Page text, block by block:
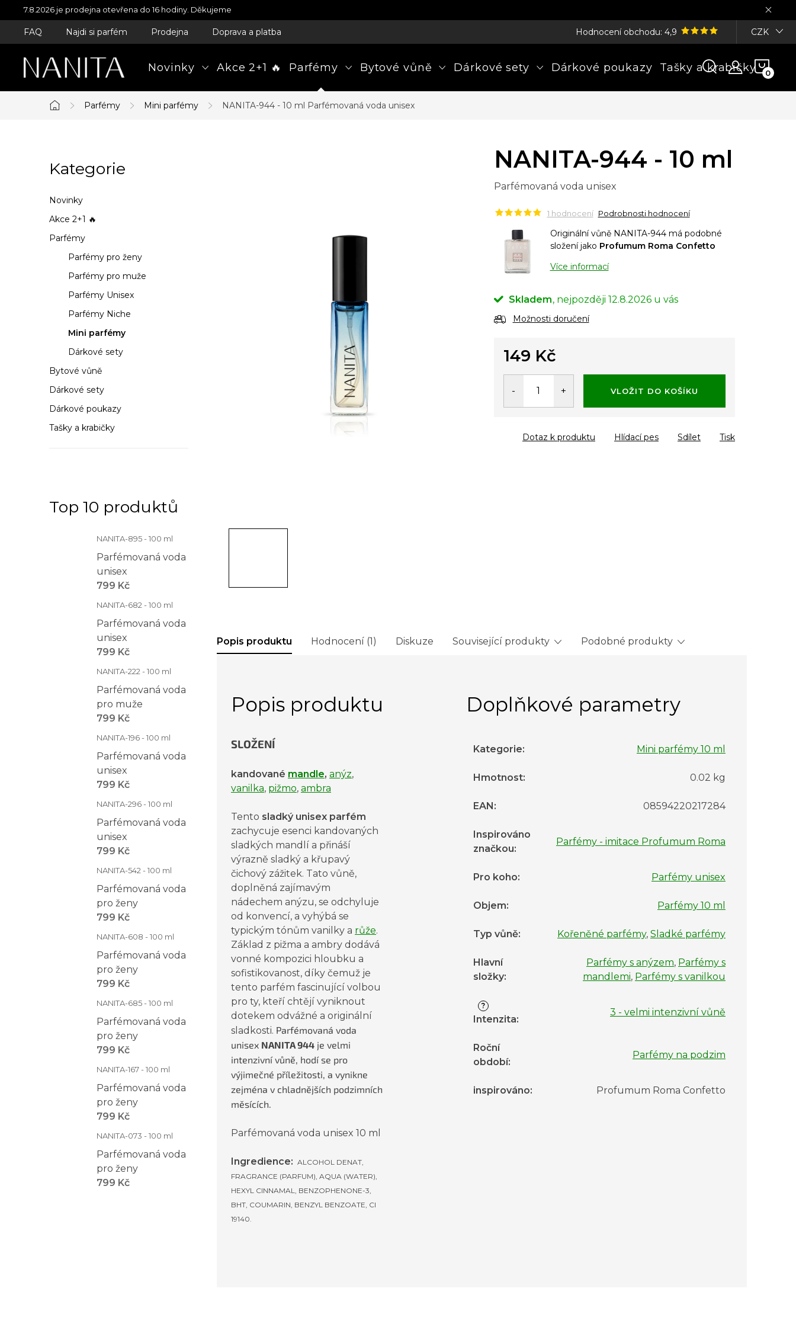
Přejít
na
obsah
7.8.2026 je prodejna otevřena do 16 hodiny. Děkujeme
FAQ Najdi si parfém Prodejna Doprava a platba Hodnocení obchodu: 4,9 CZK
Novinky Akce 2+1 🔥 Parfémy Bytové vůně Dárkové sety Dárkové poukazy Tašky a krabičky
Domů
Parfémy Mini parfémy NANITA-944 - 10 ml Parfémovaná voda unisex
o
s
t
r
p
a
n
e
Přeskočit
kategorie
Kategorie
Novinky
Akce 2+1 🔥
Parfémy
Parfémy pro ženy
Parfémy pro muže
Parfémy Unisex
Parfémy Niche
Mini parfémy
Dárkové sety
Bytové vůně
Dárkové sety
Dárkové poukazy
Tašky a krabičky
Top 10 produktů
NANITA-895 - 100 ml
Parfémovaná voda
unisex
799 Kč
NANITA-682 - 100 ml
Parfémovaná voda
unisex
799 Kč
NANITA-222 - 100 ml
Parfémovaná voda
pro muže
799 Kč
NANITA-196 - 100 ml
Parfémovaná voda
unisex
799 Kč
NANITA-296 - 100 ml
Parfémovaná voda
unisex
799 Kč
NANITA-542 - 100 ml
Parfémovaná voda
pro ženy
799 Kč
NANITA-608 - 100 ml
Parfémovaná voda
pro ženy
799 Kč
NANITA-685 - 100 ml
Parfémovaná voda
pro ženy
799 Kč
NANITA-167 - 100 ml
Parfémovaná voda
pro ženy
799 Kč
NANITA-073 - 100 ml
Parfémovaná voda
pro ženy
799 Kč
NANITA-944 - 10 ml
Parfémovaná voda unisex
1 hodnocení Podrobnosti hodnocení
Originální vůně NANITA-944 má podobné
složení jako Profumum Roma Confetto
Více informací
Skladem 12.8.2026
Možnosti doručení
149 Kč
VLOŽIT DO KOŠÍKU
Tisk
Dotaz k produktu Hlídací pes Sdílet
Popis produktu Hodnocení (1) Diskuze Související produkty Podobné produkty
Popis produktu
SLOŽENÍ
kandované mandle, anýz,
vanilka, pižmo, ambra
Tento sladký unisex parfém
zachycuje esenci kandovaných
sladkých mandlí a přináší
výrazně sladký a křupavý
čichový zážitek. Tato vůně,
doplněná zajímavým
nádechem anýzu, se odchyluje
od konvencí, a vyhýbá se
typickým tónům vanilky a růže.
Základ z pižma a ambry dodává
vonné kompozici hloubku a
sofistikovanost, díky čemuž je
tento parfém fascinující volbou
pro ty, kteří chtějí vyniknout
dotekem odvážné a originální
sladkosti. Parfémovaná voda
unisex NANITA 944 je velmi
intenzivní vůně, hodí se pro
výjimečné příležitosti, a vynikne
zejména v chladnějších podzimních
měsících.
Parfémovaná voda unisex 10 ml
Ingredience: ALCOHOL DENAT,
FRAGRANCE (PARFUM), AQUA (WATER),
HEXYL CINNAMAL, BENZOPHENONE-3,
BHT, COUMARIN, BENZYL BENZOATE, CI
19140.
Doplňkové parametry
Kategorie: Mini parfémy 10 ml
Hmotnost: 0.02 kg
EAN : 08594220217284
Inspirováno
značkou:
Parfémy - imitace Profumum Roma
Pro koho: Parfémy unisex
Objem: Parfémy 10 ml
Typ vůně: Kořeněné parfémy, Sladké parfémy
Hlavní
složky:
Parfémy s anýzem, Parfémy s
mandlemi, Parfémy s vanilkou
?
Intenzita:
3 - velmi intenzivní vůně
Roční
období:
Parfémy na podzim
inspirováno: Profumum Roma Confetto